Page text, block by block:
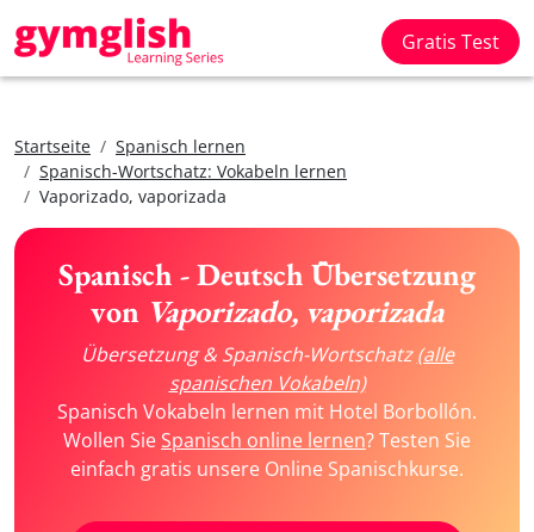
Gratis Test
Startseite
Spanisch lernen
Spanisch-Wortschatz: Vokabeln lernen
Vaporizado, vaporizada
Spanisch - Deutsch Übersetzung
von Vaporizado, vaporizada
Übersetzung & Spanisch-Wortschatz(alle
spanischen Vokabeln)
Spanisch Vokabeln lernen mit Hotel Borbollón.
Wollen SieSpanisch online lernen? Testen Sie
einfach gratis unsere Online Spanischkurse.